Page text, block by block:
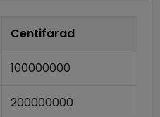
Centifarad
100000000
200000000